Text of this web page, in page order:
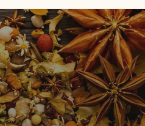
Winkelwagen